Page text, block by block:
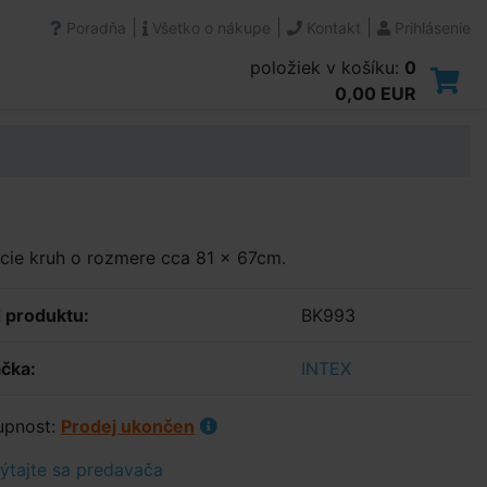
Poradňa Všetko o nákupe Kontakt Prihlásenie
položiek v košíku: 0
0,00 EUR
kruh o rozmere cca 81 x 67cm.
produktu: BK993
INTEX
Prodej ukončen
sa predavača